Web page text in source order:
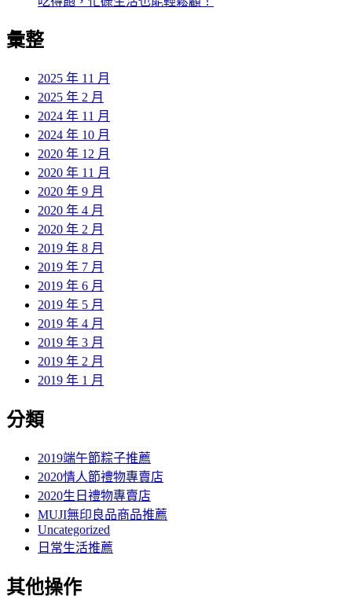
彙整
2025 年 11 月
2025 年 2 月
2024 年 11 月
2024 年 10 月
2020 年 12 月
2020 年 11 月
2020 年 9 月
2020 年 4 月
2020 年 2 月
2019 年 8 月
2019 年 7 月
2019 年 6 月
2019 年 5 月
2019 年 4 月
2019 年 3 月
2019 年 2 月
2019 年 1 月
分類
2019端午節粽子推薦
2020情人節禮物專賣店
2020生日禮物專賣店
MUJI無印良品商品推薦
Uncategorized
日常生活推薦
其他操作